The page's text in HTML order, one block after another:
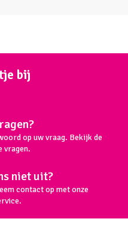
bij
op uw vraag. Bekijk de
vragen.
niet uit?
contact op met onze